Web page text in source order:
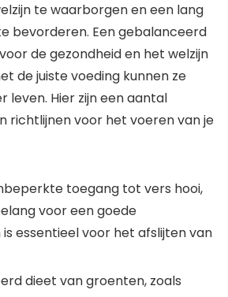
te waarborgen en een lang
bevorderen. Een gebalanceerd
de gezondheid en het welzijn
de juiste voeding kunnen ze
leven. Hier zijn een aantal
richtlijnen voor het voeren van je
toegang tot vers hooi,
voor een goede
essentieel voor het afslijten van
dieet van groenten, zoals